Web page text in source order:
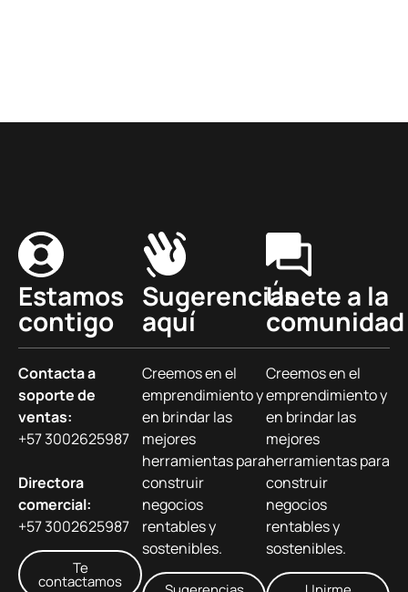
Estamos
contigo
Contacta a
soporte de
ventas:
+57 3002625987
Directora
comercial:
+57 3002625987
Te
contactamos
Sugerencias
aquí
Creemos en el
emprendimiento y
en brindar las
mejores
herramientas para
construir
negocios
rentables y
sostenibles.
Únete a la
comunidad
Creemos en el
emprendimiento y
en brindar las
mejores
herramientas para
construir
negocios
rentables y
sostenibles.